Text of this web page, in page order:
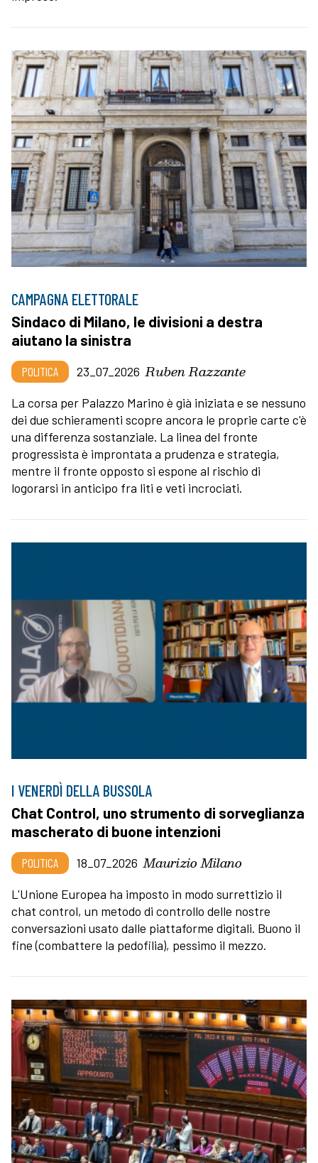
CAMPAGNA ELETTORALE
Sindaco di Milano, le divisioni a destra
aiutano la sinistra
POLITICA 23_07_2026 Ruben Razzante
La corsa per Palazzo Marino è già iniziata e se nessuno
dei due schieramenti scopre ancora le proprie carte c'è
una differenza sostanziale. La linea del fronte
progressista è improntata a prudenza e strategia,
mentre il fronte opposto si espone al rischio di
logorarsi in anticipo fra liti e veti incrociati.
I VENERDÌ DELLA BUSSOLA
Chat Control, uno strumento di sorveglianza
mascherato di buone intenzioni
POLITICA 18_07_2026 Maurizio Milano
L'Unione Europea ha imposto in modo surrettizio il
chat control, un metodo di controllo delle nostre
conversazioni usato dalle piattaforme digitali. Buono il
fine (combattere la pedofilia), pessimo il mezzo.